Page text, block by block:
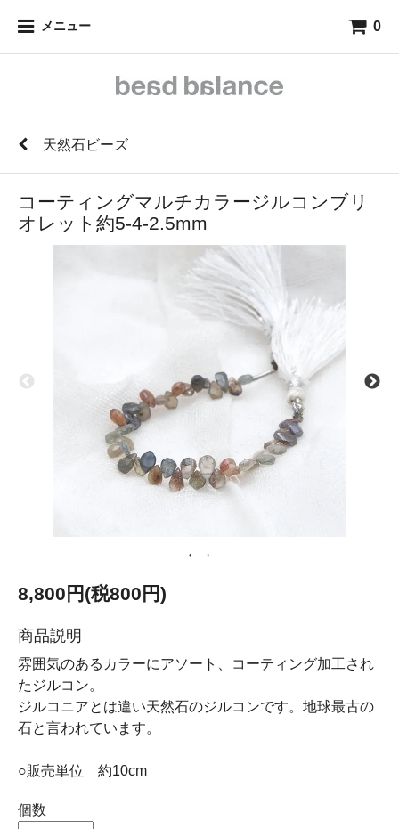
メニュー 0
天然石ビーズ
コーティングマルチカラージルコンブリ
オレット約5-4-2.5mm
8,800円(税800円)
商品説明
雰囲気のあるカラーにアソート、コーティング加工され
たジルコン。
ジルコニアとは違い天然石のジルコンです。地球最古の
石と言われています。
○販売単位 約10cm
個数